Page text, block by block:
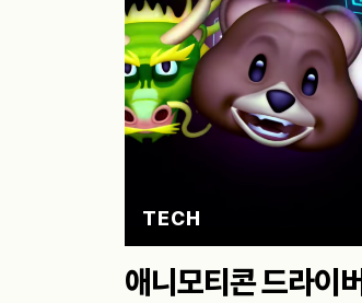
TECH
애니모티콘 드라이버